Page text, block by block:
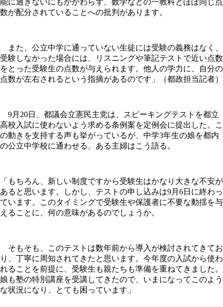
数が配分されていることへの批判があります。
また、公立中学に通っていない生徒には受験の義務はなく、
受験しなかった場合には、リスニングや筆記テストで近い点数
をとった受験生の点数が与えられます。他人の学力に、自分の
点数が左右されるという指摘があるのです」（都政担当記者）
9月20日、都議会立憲民主党は、スピーキングテストを都立
高校入試に使わないよう求める条例案を定例会に提出した。こ
の動きを支持する声も挙がっているが、中学3年生の娘を都内
の公立中学校に通わせる、ある主婦はこう語る。
「もちろん、新しい制度ですから受験生はかなり大きな不安が
あると思います。しかし、テストの申し込みは9月6日に終わっ
ています。このタイミングで受験生や保護者に不要な動揺を与
えることに、何の意味があるのでしょうか。
そもそも、このテストは数年前から導入が検討されてきてお
り、丁寧に周知されてきたと思います。今年度の入試から使わ
れることを前提に、受験生も親たちも準備を重ねてきました。
娘も塾の特別講座を受講してきたので、いまになってこのよう
な状況になり、とても困っています」